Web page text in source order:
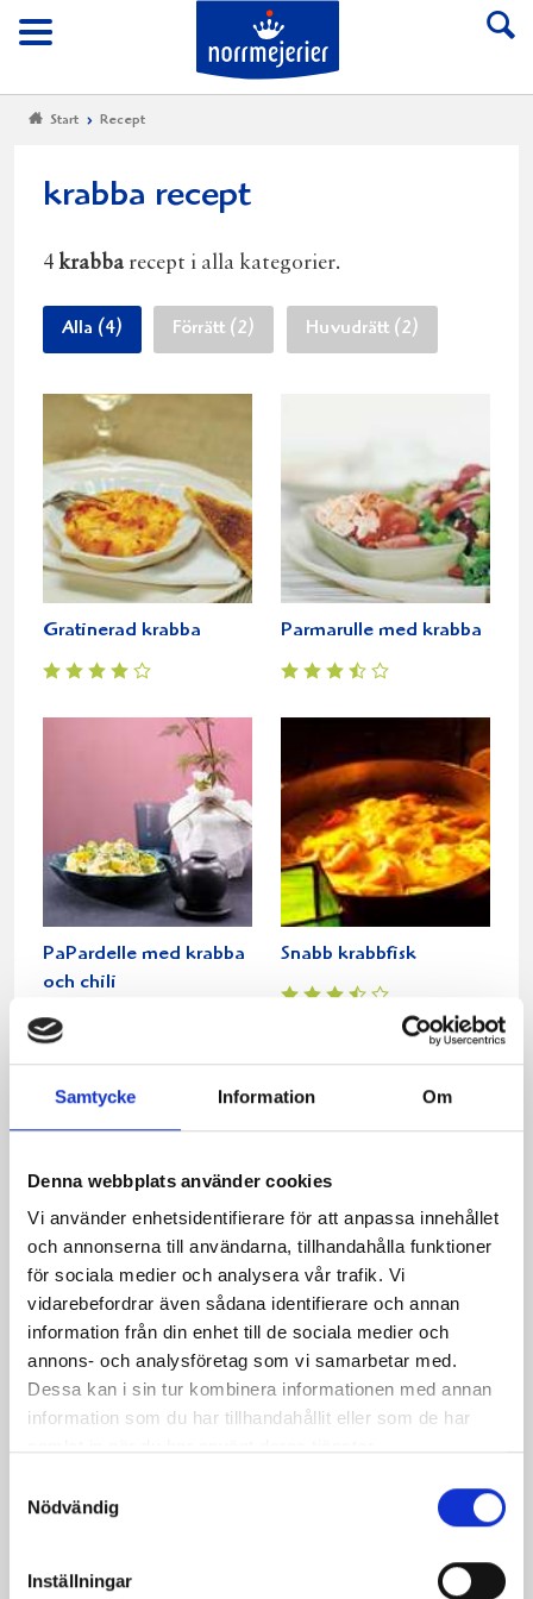
Samtycke Information Om
Denna webbplats använder cookies
Vi använder enhetsidentifierare för att anpassa innehållet
och annonserna till användarna, tillhandahålla funktioner
för sociala medier och analysera vår trafik. Vi
vidarebefordrar även sådana identifierare och annan
information från din enhet till de sociala medier och
annons- och analysföretag som vi samarbetar med.
Dessa kan i sin tur kombinera informationen med annan
information som du har tillhandahållit eller som de har
Nödvändig
Inställningar
Meny
Till Norrmejerier
Start Recept
krabba recept
4 krabba recept i alla kategorier.
Alla (4) Förrätt (2) Huvudrätt (2)
Gratinerad krabba Parmarulle med krabba
PaPardelle med krabba
och chili
Snabb krabbfisk
Relaterade recept:
Facebook
Twitter
på
Pinterest
via
e-
post
Skriv
ut